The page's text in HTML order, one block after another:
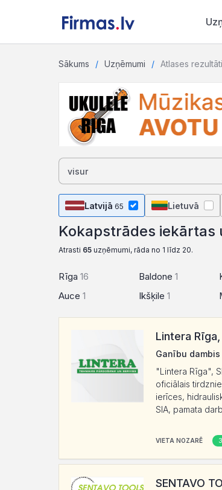
Sākums Uzņēmumi Atlases rezultāti
Latvijā 65 Lietuvā
Kokapstrādes iekārtas
Atrasti 65 uzņēmumi, rāda no 1 līdz 20.
Rīga 16
Auce 1
Baldone1
Ikšķile1
Lintera Rīga,
Ganību dambis
"Lintera Rīga",
oficiālais
ierīces,
SIA, pamata
VIETA NOZARĒ 3
SENTAVO